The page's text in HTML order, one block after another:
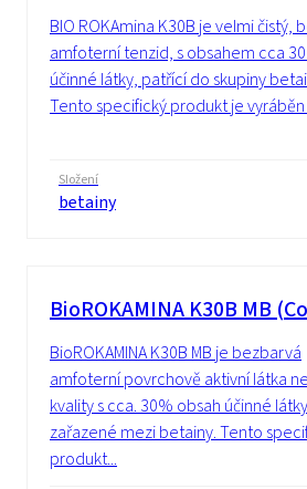
BIO ROKAmina K30B je velmi čistý,
amfoterní tenzid, s obsahem cca
účinné látky, patřící do skupiny
Tento specifický produkt je vyráběn
Složení
betainy
BioROKAMINA K30B MB
BioROKAMINA K30B MB je bezbarvá
amfoterní povrchově aktivní látka
kvality s cca. 30% obsah účinné
zařazené mezi betainy. Tento
produkt...